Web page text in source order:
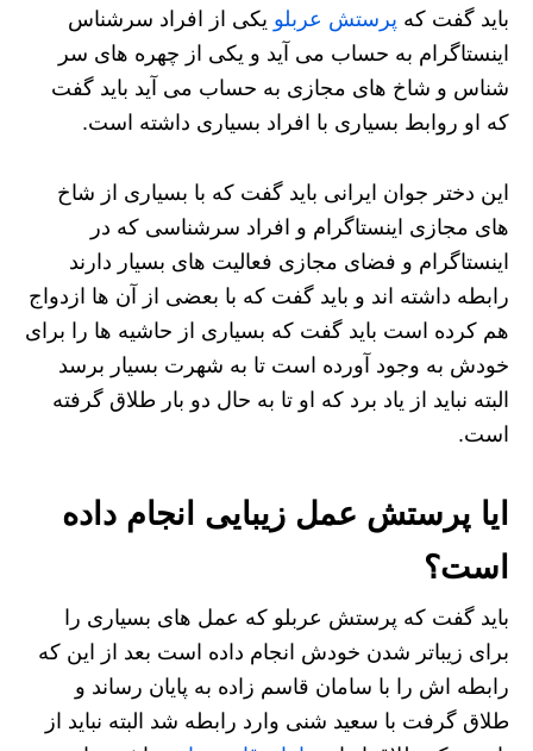
باید گفت که پرستش عربلو یکی از افراد سرشناس
اینستاگرام به حساب می آید و یکی از چهره های سر
شناس و شاخ های مجازی به حساب می آید باید گفت
که او روابط بسیاری با افراد بسیاری داشته است.
این دختر جوان ایرانی باید گفت که با بسیاری از شاخ
های مجازی اینستاگرام و افراد سرشناسی که در
اینستاگرام و فضای مجازی فعالیت ‌های بسیار دارند
رابطه داشته اند و باید گفت که با بعضی از آن ها ازدواج
هم کرده است باید گفت که بسیاری از حاشیه ها را برای
خودش به وجود آورده است تا به شهرت بسیار برسد
البته نباید از یاد برد که او تا به حال دو بار طلاق گرفته
است.
ایا پرستش عمل زیبایی انجام داده
است؟
باید گفت که پرستش عربلو که عمل های بسیاری را
برای زیباتر شدن خودش انجام داده است بعد از این که
رابطه‌ اش را با سامان قاسم زاده به پایان رساند و
طلاق گرفت با سعید شنی وارد رابطه شد البته نباید از